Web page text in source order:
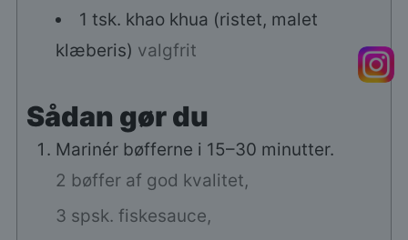
1 tsk. khao khua (ristet, malet
klæberis) valgfrit
Sådan gør du
Marinér bøfferne i 15–30 minutter.
2 bøffer af god kvalitet,
3 spsk. fiskesauce,